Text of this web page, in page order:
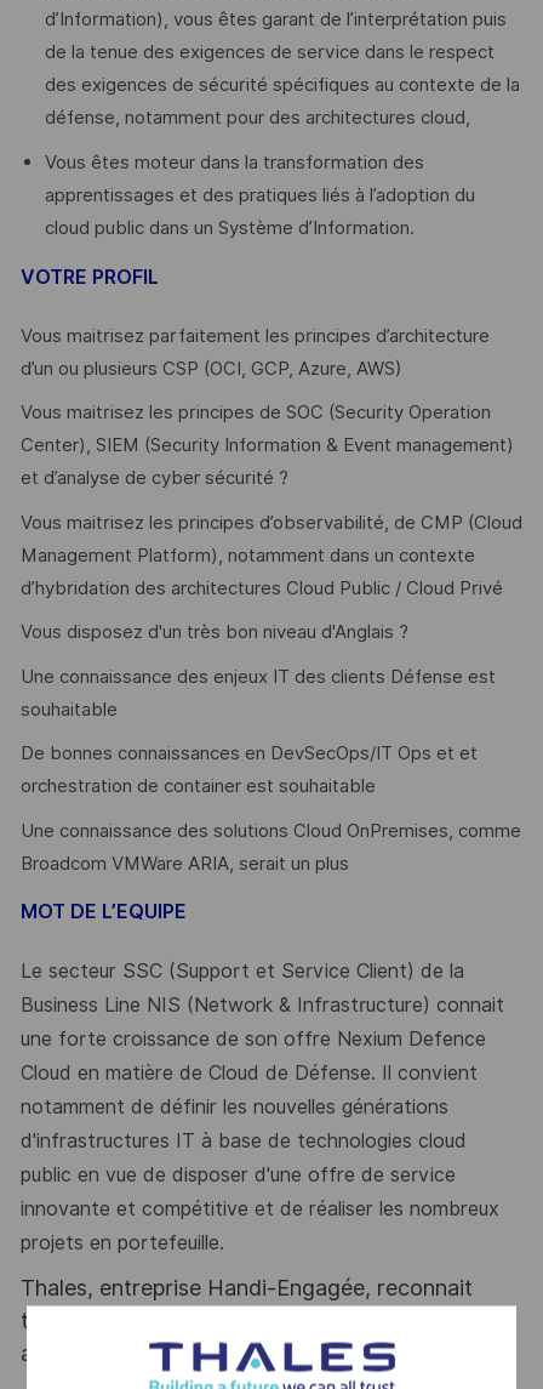
d’Information), vous êtes garant de l’interprétation puis
de la tenue des exigences de service dans le respect
des exigences de sécurité spécifiques au contexte de la
défense, notamment pour des architectures cloud,
Vous êtes moteur dans la transformation des
apprentissages et des pratiques liés à l’adoption du
cloud public dans un Système d’Information.
VOTRE PROFIL
Vous maitrisez parfaitement les principes d’architecture
d’un ou plusieurs CSP (OCI, GCP, Azure, AWS)
Vous maitrisez les principes de SOC (Security Operation
Center), SIEM (Security Information & Event management)
et d’analyse de cyber sécurité ?
Vous maitrisez les principes d’observabilité, de CMP (Cloud
Management Platform), notamment dans un contexte
d’hybridation des architectures Cloud Public / Cloud Privé
Vous disposez d'un très bon niveau d'Anglais ?
Une connaissance des enjeux IT des clients Défense est
souhaitable
De bonnes connaissances en DevSecOps/IT Ops et et
orchestration de container est souhaitable
Une connaissance des solutions Cloud OnPremises, comme
Broadcom VMWare ARIA, serait un plus
MOT DE L’EQUIPE
Le secteur SSC (Support et Service Client) de la
Business Line NIS (Network & Infrastructure) connait
une forte croissance de son offre Nexium Defence
Cloud en matière de Cloud de Défense. Il convient
notamment de définir les nouvelles générations
d'infrastructures IT à base de technologies cloud
public en vue de disposer d'une offre de service
innovante et compétitive et de réaliser les nombreux
projets en portefeuille.
Thales, entreprise Handi-Engagée, reconnait
tous les talents. La diversité est notre meilleur
atout. Postulez et rejoignez nous !